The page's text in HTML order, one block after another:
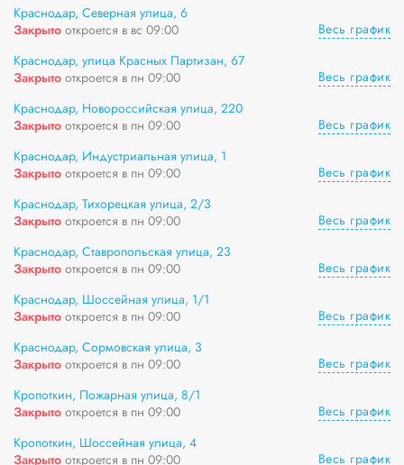
Краснодар, Северная улица, 6
Закрыто откроется в вс 09:00
Весь график
Краснодар, улица Красных Партизан, 67
Закрыто откроется в пн 09:00
Весь график
Краснодар, Новороссийская улица, 220
Закрыто откроется в пн 09:00
Весь график
Краснодар, Индустриальная улица, 1
Закрыто откроется в пн 09:00
Весь график
Краснодар, Тихорецкая улица, 2/3
Закрыто откроется в пн 09:00
Весь график
Краснодар, Ставропольская улица, 23
Закрыто откроется в пн 09:00
Весь график
Краснодар, Шоссейная улица, 1/1
Закрыто откроется в пн 09:00
Весь график
Краснодар, Сормовская улица, 3
Закрыто откроется в пн 09:00
Весь график
Кропоткин, Пожарная улица, 8/1
Закрыто откроется в пн 09:00
Весь график
Кропоткин, Шоссейная улица, 4
Закрыто откроется в пн 09:00
Весь график